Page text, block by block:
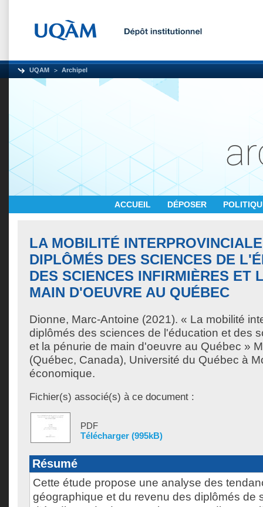
UQAM Archipel
ACCUEIL DÉPOSER
LA MOBILITÉ
DIPLÔMÉS DES SCIENCES DE
DES SCIENCES INFIRMIÈRES ET
MAIN D'OEUVRE AU QUÉBEC
Dionne, Marc-Antoine (2021). « La mobilité
diplômés des sciences de l'éducation et des
et la pénurie de main d'oeuvre au Québec »
(Québec, Canada), Université du Québec à
économique.
Fichier(s) associé(s) à ce document :
PDF
Télécharger (995kB)
Résumé
Cette étude propose une analyse des
géographique et du revenu des diplômés de